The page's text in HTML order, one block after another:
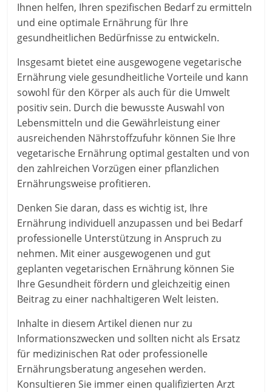
Ihnen helfen, Ihren spezifischen Bedarf zu ermitteln
und eine optimale Ernährung für Ihre
gesundheitlichen Bedürfnisse zu entwickeln.
Insgesamt bietet eine ausgewogene vegetarische
Ernährung viele gesundheitliche Vorteile und kann
sowohl für den Körper als auch für die Umwelt
positiv sein. Durch die bewusste Auswahl von
Lebensmitteln und die Gewährleistung einer
ausreichenden Nährstoffzufuhr können Sie Ihre
vegetarische Ernährung optimal gestalten und von
den zahlreichen Vorzügen einer pflanzlichen
Ernährungsweise profitieren.
Denken Sie daran, dass es wichtig ist, Ihre
Ernährung individuell anzupassen und bei Bedarf
professionelle Unterstützung in Anspruch zu
nehmen. Mit einer ausgewogenen und gut
geplanten vegetarischen Ernährung können Sie
Ihre Gesundheit fördern und gleichzeitig einen
Beitrag zu einer nachhaltigeren Welt leisten.
Inhalte in diesem Artikel dienen nur zu
Informationszwecken und sollten nicht als Ersatz
für medizinischen Rat oder professionelle
Ernährungsberatung angesehen werden.
Konsultieren Sie immer einen qualifizierten Arzt